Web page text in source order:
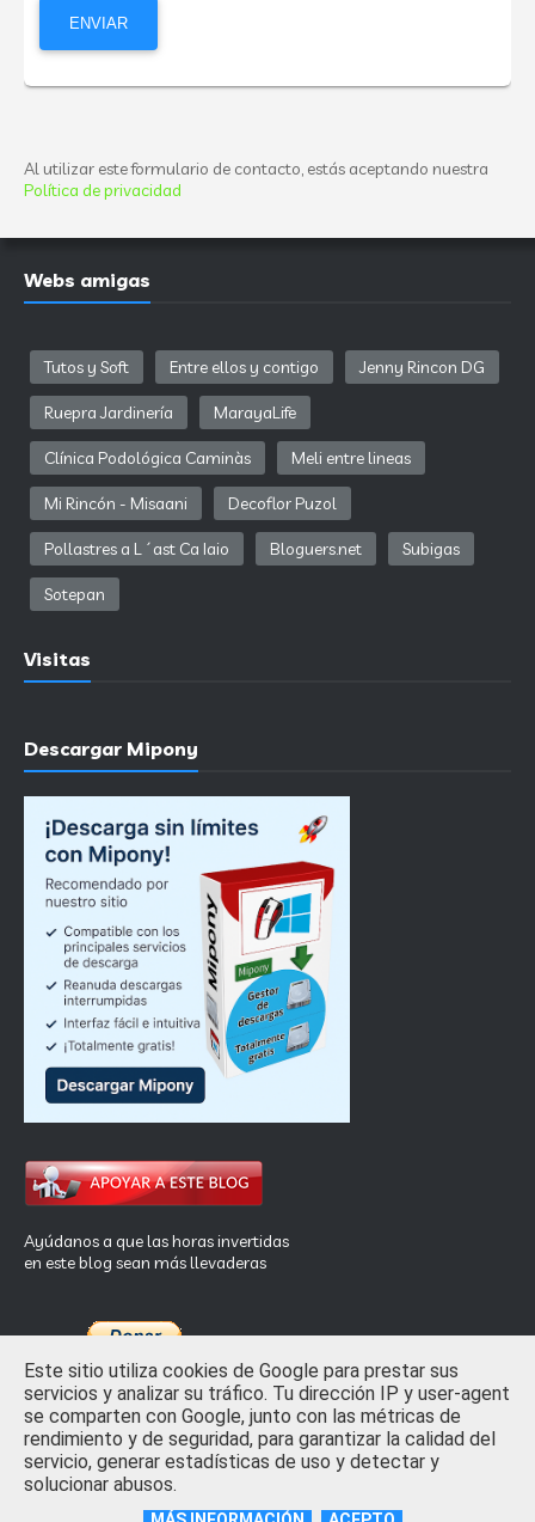
Al utilizar este formulario de contacto, estás aceptando nuestra
Política de privacidad
Webs amigas
Tutos y Soft Entre ellos y contigo Jenny Rincon DG
Ruepra Jardinería MarayaLife
Clínica Podológica Caminàs Meli entre lineas
Mi Rincón - Misaani Decoflor Puzol
Pollastres a L´ast Ca Iaio Bloguers.net Subigas
Sotepan
Visitas
Descargar Mipony
Ayúdanos a que las horas invertidas
en este blog sean más llevaderas
Inicio Privacidad y Ley de Cookies
Contactar
Crafted with
by
Templates
Este sitio utiliza cookies de Google para prestar sus
servicios y analizar su tráfico. Tu dirección IP y user-agent
se comparten con Google, junto con las métricas de
rendimiento y de seguridad, para garantizar la calidad del
servicio, generar estadísticas de uso y detectar y
solucionar abusos.